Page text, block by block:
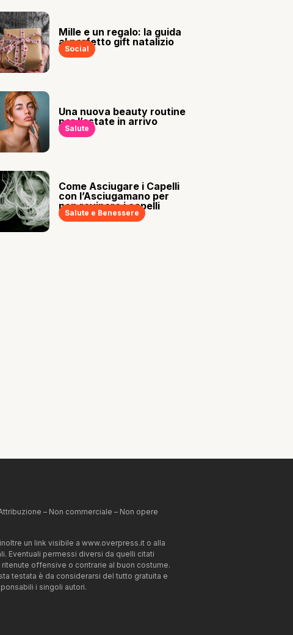
Mille e un regalo: la guida
al perfetto gift natalizio
Social
Una nuova beauty routine
per l’estate in arrivo
Salute
Come Asciugare i Capelli
con l’Asciugamano per
non rovinare i capelli
Salute e Benessere
– Non commerciale – Non opere
un link visibile a www.overpress.it o alla
Eventuali permessi diversi da quelli citati
offensive o contrarie al buon costume.
testata è da considerarsi del tutto gratuita e
i singoli autori.